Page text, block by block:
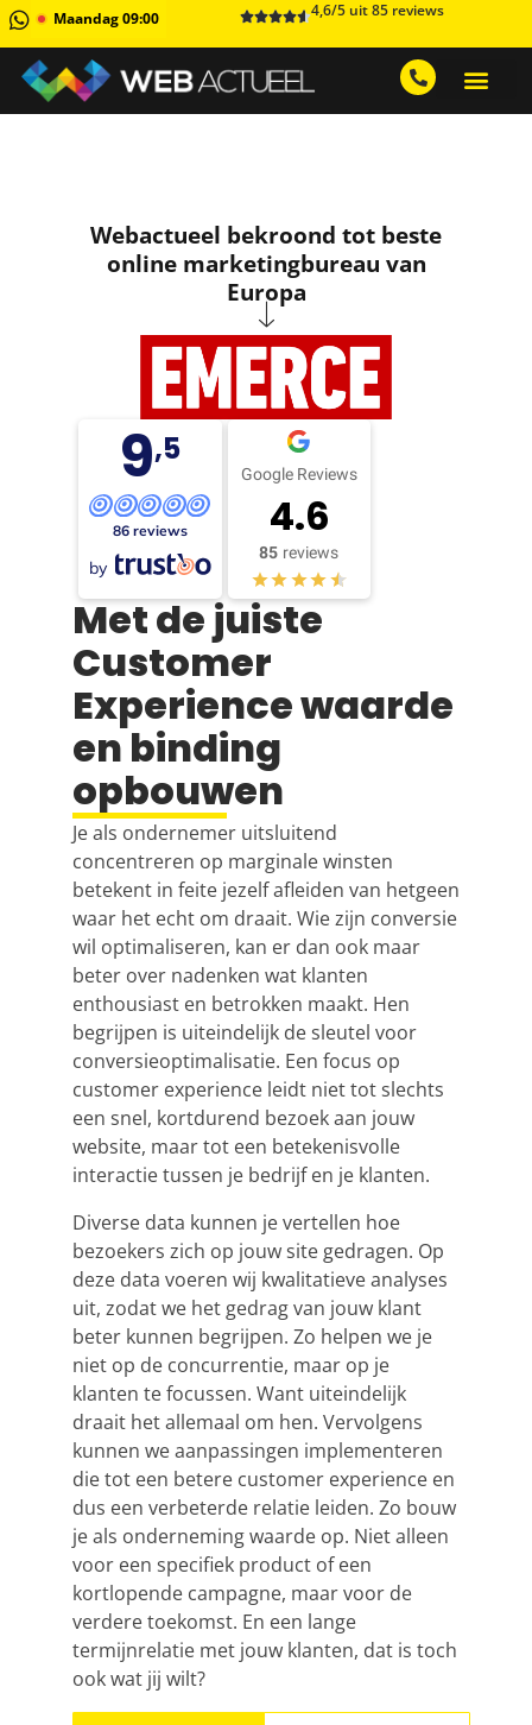
Maandag 09:00 4,6/5 uit 85 reviews
Met de juiste
Customer
Experience waarde
en binding
opbouwen
Je als ondernemer uitsluitend
concentreren op marginale winsten
betekent in feite jezelf afleiden van hetgeen
waar het echt om draait. Wie zijn conversie
wil optimaliseren, kan er dan ook maar
beter over nadenken wat klanten
enthousiast en betrokken maakt. Hen
begrijpen is uiteindelijk de sleutel voor
conversieoptimalisatie. Een focus op
customer experience leidt niet tot slechts
een snel, kortdurend bezoek aan jouw
website, maar tot een betekenisvolle
interactie tussen je bedrijf en je klanten.
Diverse data kunnen je vertellen hoe
bezoekers zich op jouw site gedragen. Op
deze data voeren wij kwalitatieve analyses
uit, zodat we het gedrag van jouw klant
beter kunnen begrijpen. Zo helpen we je
niet op de concurrentie, maar op je
klanten te focussen. Want uiteindelijk
draait het allemaal om hen. Vervolgens
kunnen we aanpassingen implementeren
die tot een betere customer experience en
dus een verbeterde relatie leiden. Zo bouw
je als onderneming waarde op. Niet alleen
voor een specifiek product of een
kortlopende campagne, maar voor de
verdere toekomst. En een lange
termijnrelatie met jouw klanten, dat is toch
ook wat jij wilt?
Webactueel bekroond tot beste
online marketingbureau van
Europa
9,5
86 reviews
by
Google Reviews
4.6
85 reviews